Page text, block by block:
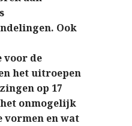
Ook
de
het uitroepen
op 17
onmogelijk
vormen en wat